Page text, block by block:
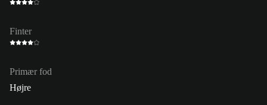
Finter
Primær fod
Højre